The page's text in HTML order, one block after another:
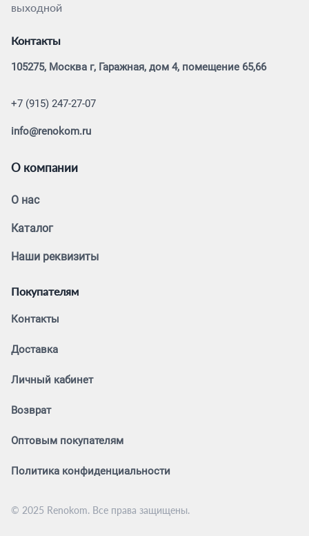
выходной
Контакты
105275, Москва г, Гаражная, дом 4, помещение 65,66
+7 (915) 247-27-07
info@renokom.ru
О компании
О нас
Каталог
Наши реквизиты
Покупателям
Контакты
Доставка
Личный кабинет
Возврат
Оптовым покупателям
Политика конфиденциальности
© 2025 Renokom. Все права защищены.